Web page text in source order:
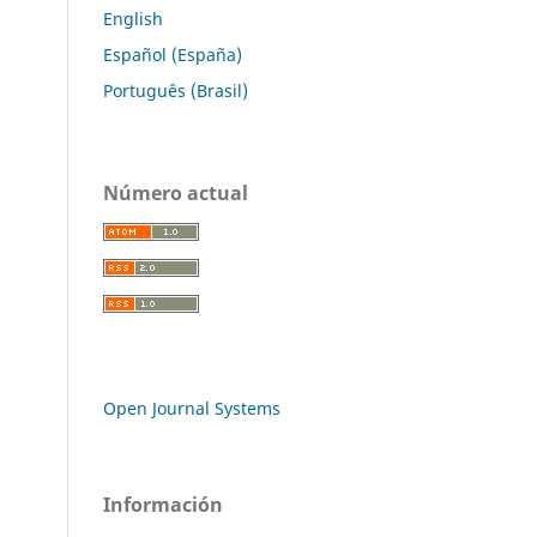
English
Español (España)
Português (Brasil)
Número actual
Open Journal Systems
Información